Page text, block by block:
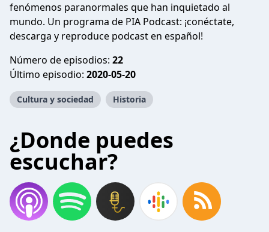
fenómenos paranormales que han inquietado al
mundo. Un programa de PIA Podcast: ¡conéctate,
descarga y reproduce podcast en español!
Número de episodios: 22
Último episodio: 2020-05-20
Cultura y sociedad Historia
¿Donde puedes
escuchar?